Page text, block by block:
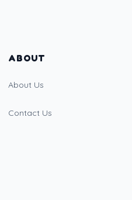
ABOUT
About Us
Contact Us